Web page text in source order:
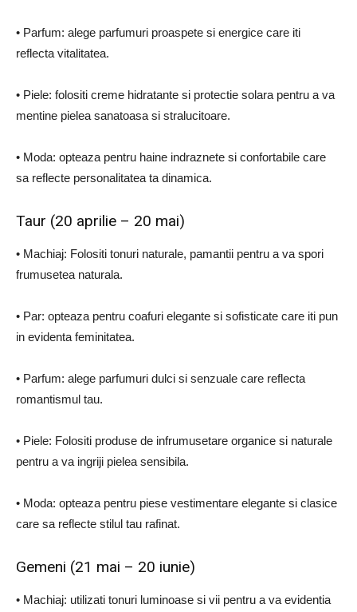
• Parfum: alege parfumuri proaspete si energice care iti
reflecta vitalitatea.
• Piele: folositi creme hidratante si protectie solara pentru a va
mentine pielea sanatoasa si stralucitoare.
• Moda: opteaza pentru haine indraznete si confortabile care
sa reflecte personalitatea ta dinamica.
Taur (20 aprilie – 20 mai)
• Machiaj: Folositi tonuri naturale, pamantii pentru a va spori
frumusetea naturala.
• Par: opteaza pentru coafuri elegante si sofisticate care iti pun
in evidenta feminitatea.
• Parfum: alege parfumuri dulci si senzuale care reflecta
romantismul tau.
• Piele: Folositi produse de infrumusetare organice si naturale
pentru a va ingriji pielea sensibila.
• Moda: opteaza pentru piese vestimentare elegante si clasice
care sa reflecte stilul tau rafinat.
Gemeni (21 mai – 20 iunie)
• Machiaj: utilizati tonuri luminoase si vii pentru a va evidentia